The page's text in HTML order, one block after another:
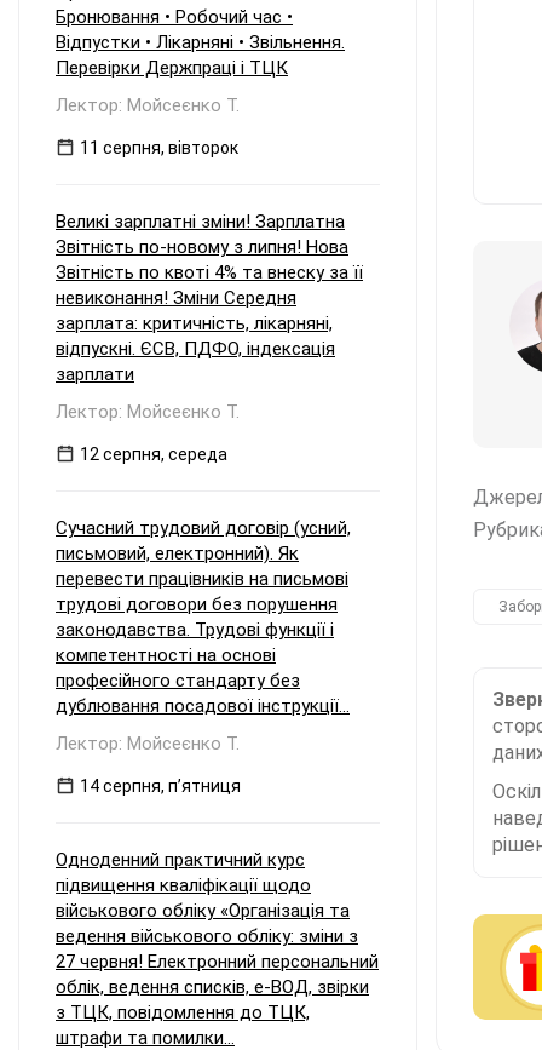
Бронювання • Робочий час •
Відпустки • Лікарняні • Звільнення.
Перевірки Держпраці і ТЦК
Лектор: Мойсеєнко Т.
11 серпня, вівторок
Великі зарплатні зміни! Зарплатна
Звітність по-новому з липня! Нова
Звітність по квоті 4% та внеску за її
невиконання! Зміни Середня
зарплата: критичність, лікарняні,
відпускні. ЄСВ, ПДФО, індексація
зарплати
Лектор: Мойсеєнко Т.
12 серпня, середа
Сучасний трудовий договір (усний,
письмовий, електронний). Як
перевести працівників на письмові
трудові договори без порушення
законодавства. Трудові функції і
компетентності на основі
професійного стандарту без
дублювання посадової інструкції...
Лектор: Мойсеєнко Т.
14 серпня, пʼятниця
Одноденний практичний курс
підвищення кваліфікації щодо
військового обліку «Організація та
ведення військового обліку: зміни з
27 червня! Електронний персональний
облік, ведення списків, е-ВОД, звірки
з ТЦК, повідомлення до ТЦК,
штрафи та помилки...